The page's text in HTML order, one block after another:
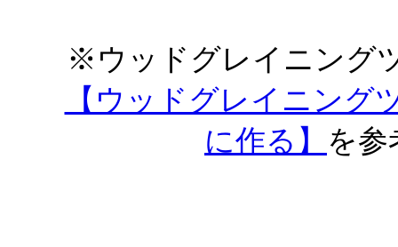
※ウッドグレイニング
【ウッドグレイニング
に作る】
を